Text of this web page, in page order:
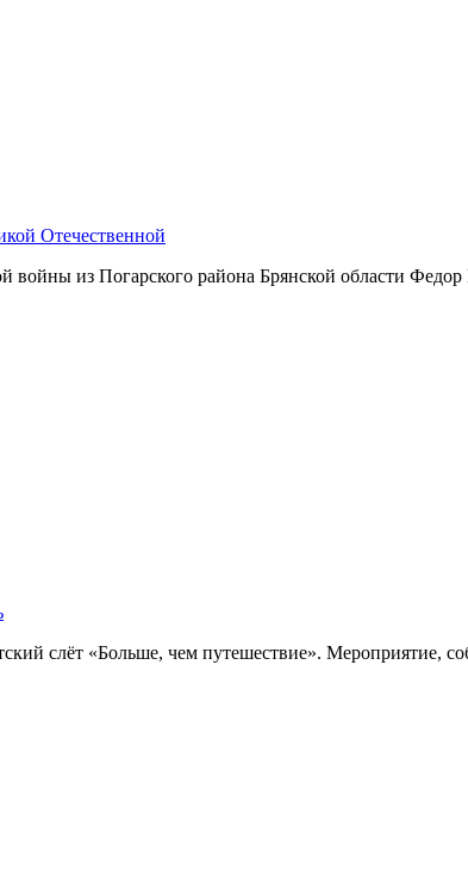
Отечественной
войны из Погарского района Брянской области
слёт «Больше, чем путешествие». Мероприятие,